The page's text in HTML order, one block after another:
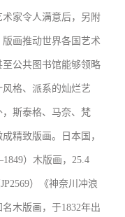
家令人满意后，另附
画推动世界各国艺术
公共图书馆能够领略
格、派系的灿烂艺
斯泰格、马奈、梵
精致版画。日本国，
）木版画，25.4
）《神奈川冲浪
木版画，于1832年出